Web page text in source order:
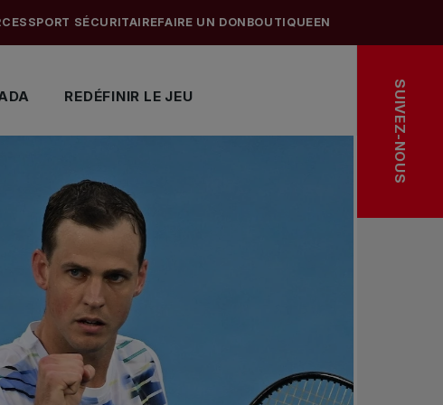
REDÉFINIR LE JEU
SPORT SÉCURITAIREFAIRE UN DON BOUTIQUEEN
SUIVEZ-NOUS